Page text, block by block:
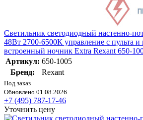
Светильник светодиодный настенно-
48Вт 2700-6500К управление с пульта
встроенный ночник Extra Rexant 650-
Артикул: 650-1005
Бренд:
Rexant
Под заказ
Обновлено 01.08.2026
+7 (495) 787-17-46
Уточнить цену